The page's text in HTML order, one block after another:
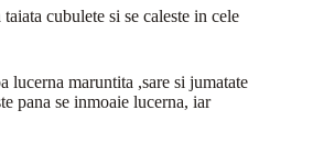
cubulete si se caleste in cele
lucerna maruntita ,sare si jumatate
pana se inmoaie lucerna, iar